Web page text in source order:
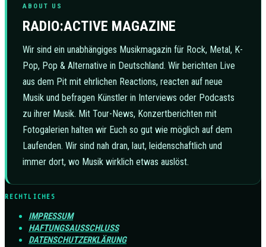
ABOUT US
RADIO:ACTIVE MAGAZINE
Wir sind ein unabhängiges Musikmagazin für Rock, Metal, K-
Pop, Pop & Alternative in Deutschland. Wir berichten Live
aus dem Pit mit ehrlichen Reactions, reacten auf neue
Musik und befragen Künstler in Interviews oder Podcasts
zu ihrer Musik. Mit Tour-News, Konzertberichten mit
Fotogalerien halten wir Euch so gut wie möglich auf dem
Laufenden. Wir sind nah dran, laut, leidenschaftlich und
immer dort, wo Musik wirklich etwas auslöst.
RECHTLICHES
IMPRESSUM
HAFTUNGSAUSSCHLUSS
DATENSCHUTZERKLÄRUNG